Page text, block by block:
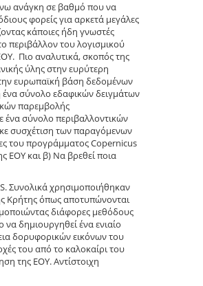
ανάγκη σε βαθμό που να
φορείς για αρκετά μεγάλες
κάποιες ήδη γνωστές
περιβάλλον του λογισμικού
Πιο αναλυτικά, σκοπός της
ύλης στην ευρύτερη
ευρωπαϊκή βάση δεδομένων
σύνολο εδαφικών δειγμάτων
παρεμβολής
ένα σύνολο περιβαλλοντικών
συσχέτιση των παραγόμενων
του προγράμματος Copernicus
EOY και β) Να βρεθεί ποια
Συνολικά χρησιμοποιήθηκαν
Κρήτης όπως αποτυπώνονται
διάφορες μεθόδους
δημιουργηθεί ένα ενιαίο
δορυφορικών εικόνων του
του από το καλοκαίρι του
της ΕΟΥ. Αντίστοιχη